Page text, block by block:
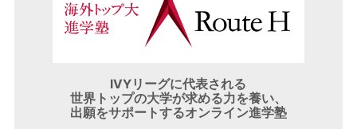
IVYリーグに代表される
世界トップの大学が求める力を養い、
出願をサポートするオンライン進学塾